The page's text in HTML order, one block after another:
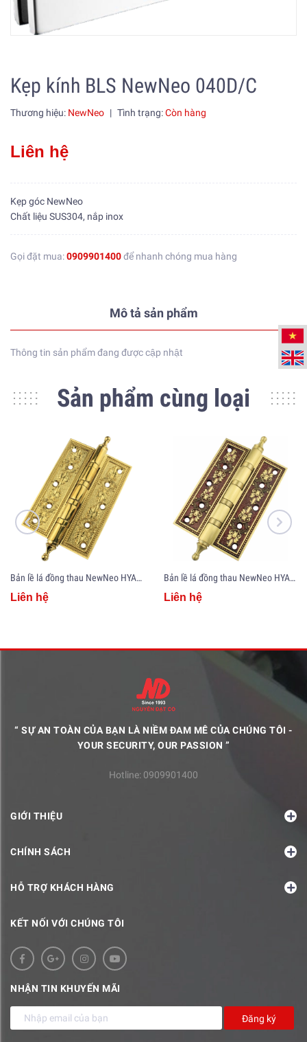
Kẹp kính BLS NewNeo 040D/C
Thương hiệu: NewNeo | Tình trạng:Còn hàng
Liên hệ
Kẹp góc NewNeo
Chất liệu SUS304, nắp inox
Gọi đặt mua:0909901400để nhanh chóng mua hàng
Mô tả sản phẩm
Thông tin sản phẩm đang được cập nhật
Sản phẩm cùng loại
Bản lề lá đồng thau NewNeo HYA5-PVD
Liên hệ
Bản lề lá đồng thau NewNeo HYA5-RG
Liên hệ
“ SỰ AN TOÀN CỦA BẠN LÀ NIỀM ĐAM MÊ CỦA CHÚNG TÔI -
YOUR SECURITY, OUR PASSION ”
Hotline: 0909901400
GIỚI THIỆU
CHÍNH SÁCH
HỖ TRỢ KHÁCH HÀNG
KẾT NỐI VỚI CHÚNG TÔI
NHẬN TIN KHUYẾN MÃI
Đăng ký